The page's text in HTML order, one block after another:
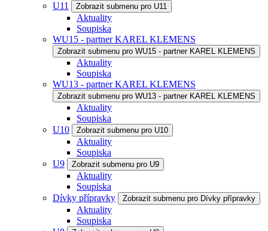
U11
Zobrazit submenu pro U11
Aktuality
Soupiska
WU15 - partner KAREL KLEMENS
Zobrazit submenu pro WU15 - partner KAREL KLEMENS
Aktuality
Soupiska
WU13 - partner KAREL KLEMENS
Zobrazit submenu pro WU13 - partner KAREL KLEMENS
Aktuality
Soupiska
U10
Zobrazit submenu pro U10
Aktuality
Soupiska
U9
Zobrazit submenu pro U9
Aktuality
Soupiska
Dívky přípravky
Zobrazit submenu pro Dívky přípravky
Aktuality
Soupiska